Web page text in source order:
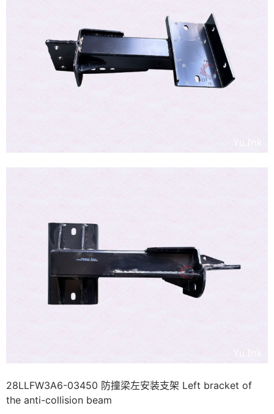
28LLFW3A6-03450 防撞梁左安装支架 Left bracket of
the anti-collision beam